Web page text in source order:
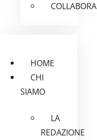
COLLABORA
HOME
CHI
SIAMO
LA
REDAZIONE